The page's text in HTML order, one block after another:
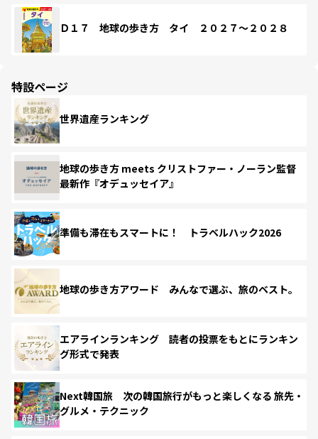
Ｄ１７ 地球の歩き方 タイ ２０２７～２０２８
特設ページ
世界遺産ランキング
地球の歩き方 meets クリストファー・ノーラン監督
最新作『オデュッセイア』
準備も滞在もスマートに！ トラベルハック2026
地球の歩き方アワード みんなで選ぶ、旅のベスト。
エアラインランキング 読者の投票をもとにランキン
グ形式で発表
Next韓国旅 次の韓国旅行がもっと楽しくなる 旅先・
グルメ・テクニック